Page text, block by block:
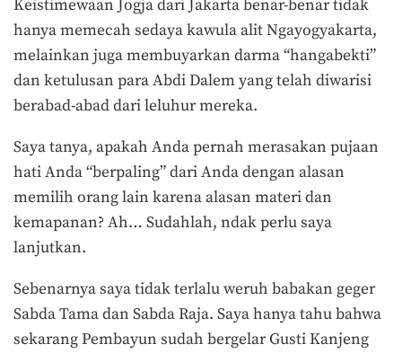
Keistimewaan Jogja dari Jakarta benar-benar tidak
hanya memecah sedaya kawula alit Ngayogyakarta,
melainkan juga membuyarkan darma “hangabekti”
dan ketulusan para Abdi Dalem yang telah diwarisi
berabad-abad dari leluhur mereka.
Saya tanya, apakah Anda pernah merasakan pujaan
hati Anda “berpaling” dari Anda dengan alasan
memilih orang lain karena alasan materi dan
kemapanan? Ah… Sudahlah, ndak perlu saya
lanjutkan.
Sebenarnya saya tidak terlalu weruh babakan geger
Sabda Tama dan Sabda Raja. Saya hanya tahu bahwa
sekarang Pembayun sudah bergelar Gusti Kanjeng